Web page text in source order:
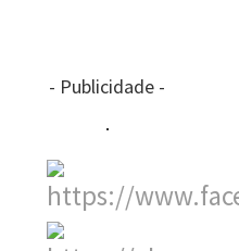
- Publicidade -